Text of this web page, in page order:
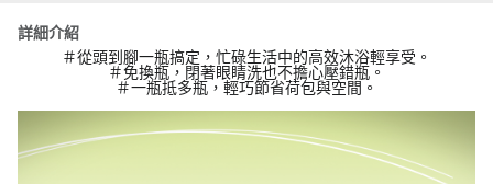
詳細介紹
＃從頭到腳一瓶搞定，忙碌生活中的高效沐浴輕享受。
＃免換瓶，閉著眼睛洗也不擔心壓錯瓶。
＃一瓶抵多瓶，輕巧節省荷包與空間。